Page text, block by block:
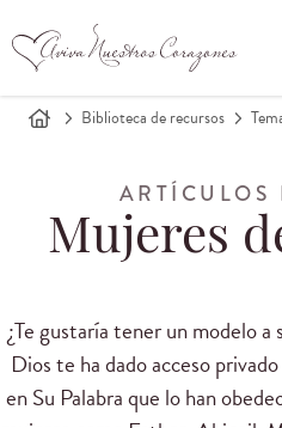
Biblioteca de recursos
ARTÍCULOS
Mujeres
¿Tegustaría tenerun modelo a
Dioste ha dadoacceso privado
en Su Palabraque lo han